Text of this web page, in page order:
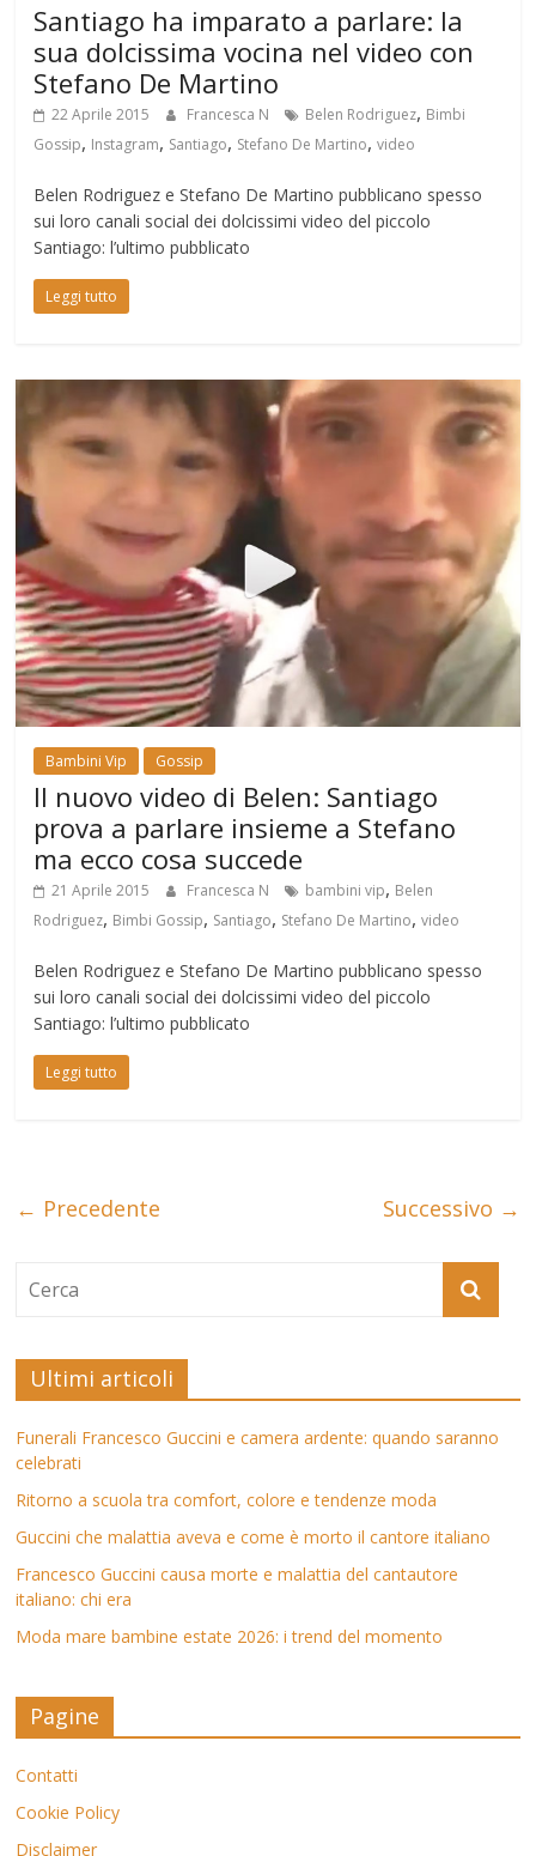
Santiago ha imparato a parlare: la
sua dolcissima vocina nel video con
Stefano De Martino
22 Aprile 2015 Francesca N Belen Rodriguez, Bimbi
Gossip, Instagram, Santiago, Stefano De Martino,video
Belen Rodriguez e Stefano De Martino pubblicano spesso
sui loro canali social dei dolcissimi video del piccolo
Santiago: l’ultimo pubblicato
Leggi tutto
Bambini Vip Gossip
Il nuovo video di Belen: Santiago
prova a parlare insieme a Stefano
ma ecco cosa succede
21 Aprile 2015 Francesca N bambini vip, Belen
Rodriguez, Bimbi Gossip, Santiago, Stefano De Martino,video
Belen Rodriguez e Stefano De Martino pubblicano spesso
sui loro canali social dei dolcissimi video del piccolo
Santiago: l’ultimo pubblicato
Leggi tutto
← Precedente Successivo →
Ultimi articoli
Funerali Francesco Guccini e camera ardente: quando saranno
celebrati
Ritorno a scuola tra comfort, colore e tendenze moda
Guccini che malattia aveva e come è morto il cantore italiano
Francesco Guccini causa morte e malattia del cantautore
italiano: chi era
Moda mare bambine estate 2026: i trend del momento
Pagine
Contatti
Cookie Policy
Disclaimer